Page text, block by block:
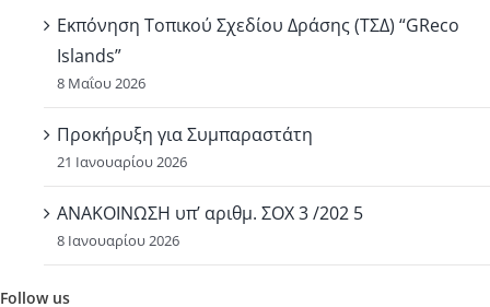
Εκπόνηση Τοπικού Σχεδίου Δράσης (ΤΣΔ) “GReco
Islands”
8 Μαΐου 2026
Προκήρυξη για Συμπαραστάτη
21 Ιανουαρίου 2026
ΑΝΑΚΟΙΝΩΣΗ υπ’ αριθμ. ΣΟΧ 3 /202 5
8 Ιανουαρίου 2026
Follow us